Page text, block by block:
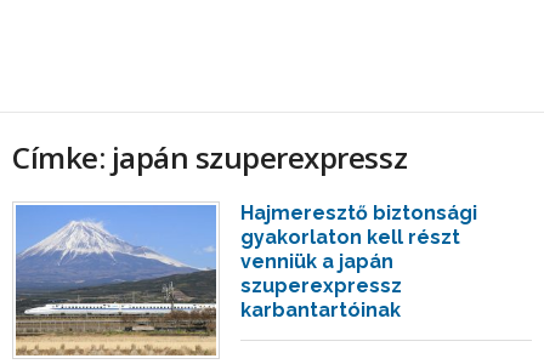
Címke: japán szuperexpressz
Hajmeresztő biztonsági
gyakorlaton kell részt
venniük a japán
szuperexpressz
karbantartóinak